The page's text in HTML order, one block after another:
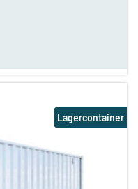
Lagercontainer